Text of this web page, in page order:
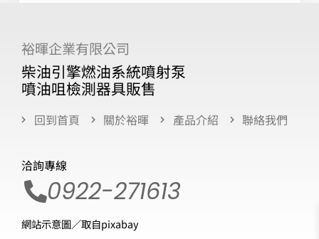
裕暉企業有限公司
柴油引擎燃油系統噴射泵
噴油咀檢測器具販售
回到首頁 關於裕暉 產品介紹 聯絡我們
洽詢專線
0922-271613
網站示意圖／取自pixabay